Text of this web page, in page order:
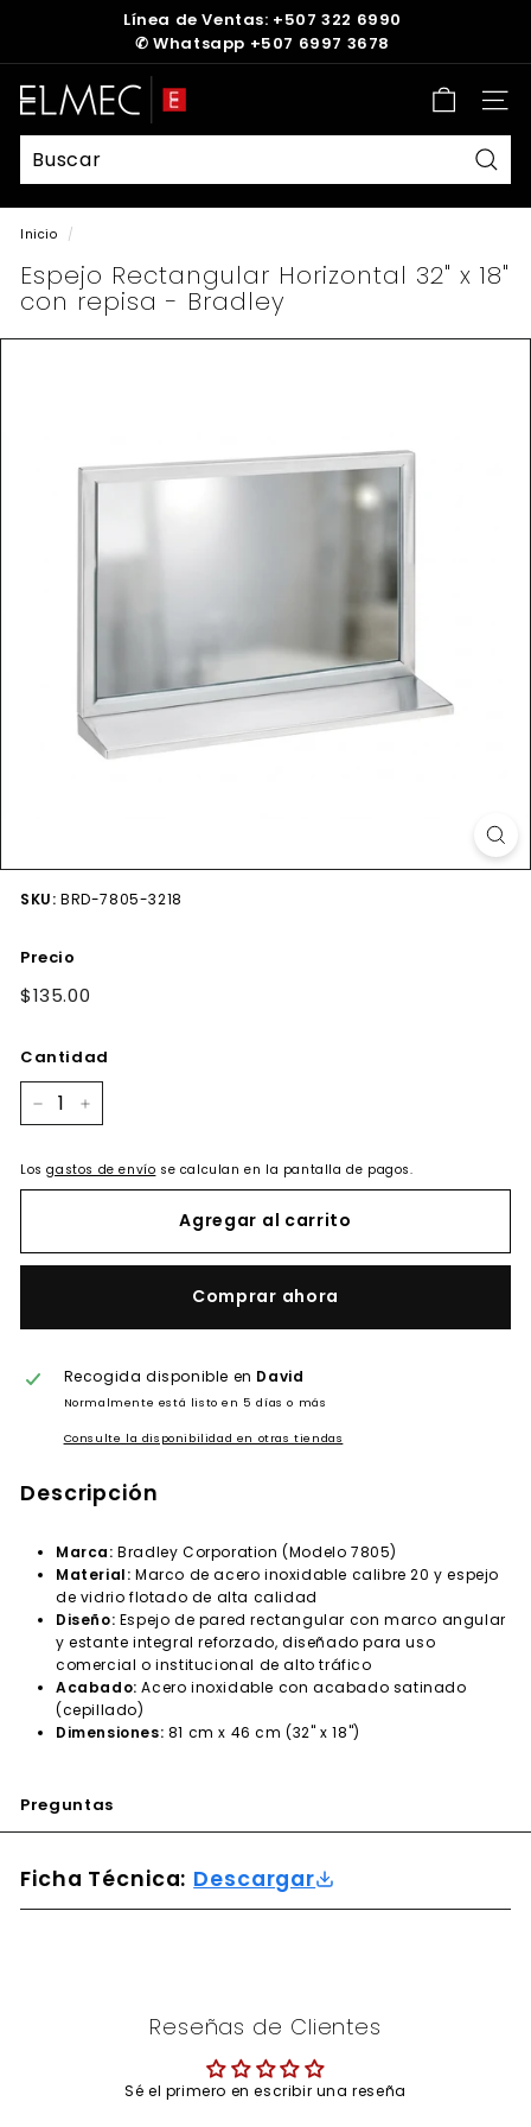
diapositivas
pausa
Línea de Ventas: +507 322 6990
✆ Whatsapp +507 6997 3678
E
L
M
E
C
Inicio /
Espejo Rectangular Horizontal 32" x 18"
con repisa - Bradley
SKU: BRD-7805-3218
Precio
Precio
$135.00
Cantidad
Losgastos de envío se calculan en la pantalla de pagos.
Agregar al carrito
Comprar ahora
Recogida disponible en David
Normalmente está listo en 5 días o más
Consulte la disponibilidad en otras tiendas
Descripción
Marca: Bradley Corporation (Modelo 7805)
Material: Marco de acero inoxidable calibre 20 y espejo
de vidrio flotado de alta calidad
Diseño: Espejo de pared rectangular con marco angular
y estante integral reforzado, diseñado para uso
comercial o institucional de alto tráfico
Acabado: Acero inoxidable con acabado satinado
(cepillado)
Dimensiones: 81 cm x 46 cm (32" x 18")
Preguntas
Ficha Técnica: Descargar
Reseñas de Clientes
Sé el primero en escribir una reseña